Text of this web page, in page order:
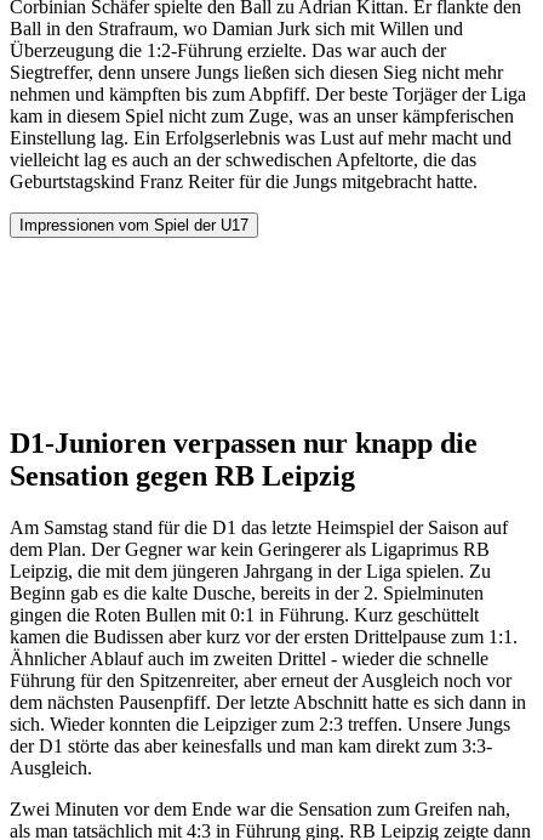
Corbinian Schäfer spielte den Ball zu Adrian Kittan. Er flankte den
Ball in den Strafraum, wo Damian Jurk sich mit Willen und
Überzeugung die 1:2-Führung erzielte. Das war auch der
Siegtreffer, denn unsere Jungs ließen sich diesen Sieg nicht mehr
nehmen und kämpften bis zum Abpfiff. Der beste Torjäger der Liga
kam in diesem Spiel nicht zum Zuge, was an unser kämpferischen
Einstellung lag. Ein Erfolgserlebnis was Lust auf mehr macht und
vielleicht lag es auch an der schwedischen Apfeltorte, die das
Geburtstagskind Franz Reiter für die Jungs mitgebracht hatte.
Impressionen vom Spiel der U17
D1-Junioren verpassen nur knapp die
Sensation gegen RB Leipzig
Am Samstag stand für die D1 das letzte Heimspiel der Saison auf
dem Plan. Der Gegner war kein Geringerer als Ligaprimus RB
Leipzig, die mit dem jüngeren Jahrgang in der Liga spielen. Zu
Beginn gab es die kalte Dusche, bereits in der 2. Spielminuten
gingen die Roten Bullen mit 0:1 in Führung. Kurz geschüttelt
kamen die Budissen aber kurz vor der ersten Drittelpause zum 1:1.
Ähnlicher Ablauf auch im zweiten Drittel - wieder die schnelle
Führung für den Spitzenreiter, aber erneut der Ausgleich noch vor
dem nächsten Pausenpfiff. Der letzte Abschnitt hatte es sich dann in
sich. Wieder konnten die Leipziger zum 2:3 treffen. Unsere Jungs
der D1 störte das aber keinesfalls und man kam direkt zum 3:3-
Ausgleich.
Zwei Minuten vor dem Ende war die Sensation zum Greifen nah,
als man tatsächlich mit 4:3 in Führung ging. RB Leipzig zeigte dann